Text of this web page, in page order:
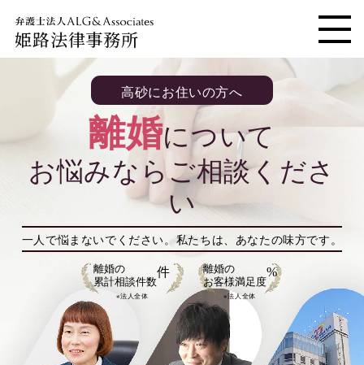
姫路法律事務所 メニ
高砂にお住いの方へ
離婚について
お悩みならご相談くださ
い
一人で悩まないでください。 私たちは、あなたの味方です。
離婚の
累計相談件数
件
※法人全体
離婚の
お客様満足度
%
※法人全体